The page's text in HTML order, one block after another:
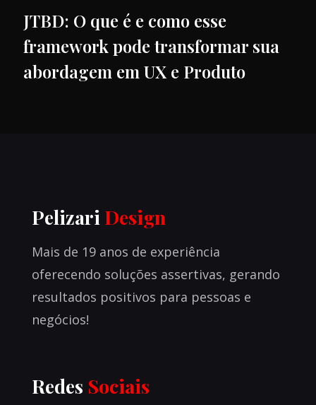
JTBD: O que é e como esse
framework pode transformar sua
abordagem em UX e Produto
Pelizari Design
Mais de 19 anos de experiência
oferecendo soluções assertivas, gerando
resultados positivos para pessoas e
negócios!
Redes Sociais